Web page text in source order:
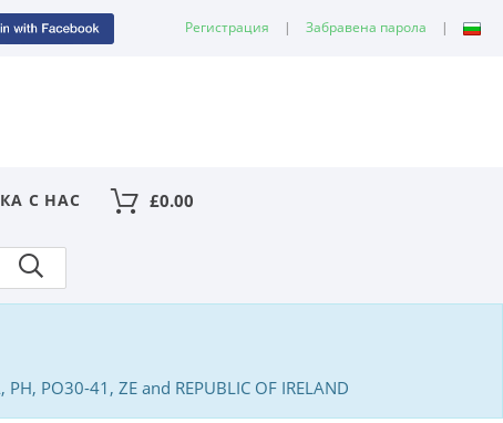
Регистрация | Забравена парола |
С НАС £0.00
PO30-41, ZE and REPUBLIC OF IRELAND